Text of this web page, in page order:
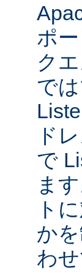
ポ
ク
で
ド
で
ま
ト
か
わ